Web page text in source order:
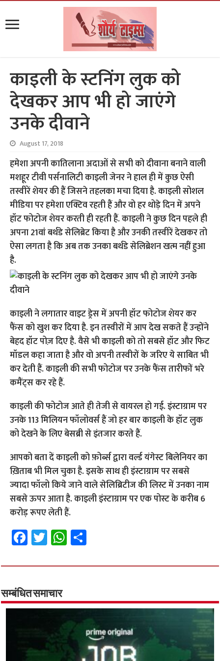
काइली के स्टनिंग लुक को
देखकर आप भी हो जाएंगे
उनके दीवाने
August 17, 2018
हमेशा अपनी कातिलाना अदाओं से सभी को दीवाना बनाने वाली
मशहूर टीवी पर्सनालिटी काइली जेनर ने हाल ही में कुछ ऐसी
तस्वीरें शेयर की हैं जिसने तहलका मचा दिया है. काइली सोशल
मीडिया पर हमेशा एक्टिव रहती हैं और वो हर थोड़े दिन में अपने
हॉट फोटोज शेयर करती ही रहती हैं. काइली ने कुछ दिन पहले ही
अपना 21वां बर्थडे सेलिब्रेट किया है और उनकी तस्वीरें देखकर तो
ऐसा लगता है कि अब तक उनका बर्थडे सेलिब्रेशन खत्म नहीं हुआ
है.
काइली ने लगातार वाइट ड्रेस में अपनी हॉट फोटोज शेयर कर
फैंस को खुश कर दिया है. इन तस्वीरों में आप देख सकते हैं उन्होंने
बेहद हॉट पोज़ दिए है. वैसे भी काइली को तो सबसे हॉट और फिट
मॉडल कहा जाता है और वो अपनी तस्वीरों के जरिए ये साबित भी
कर देती हैं. काइली की सभी फोटोज पर उनके फैंस तारीफों भरे
कमैंट्स कर रहे हैं.
काइली की फोटोज आते ही तेजी से वायरल हो गई. इंस्टाग्राम पर
उनके 113 मिलियन फॉलोवर्स हैं जो हर बार काइली के हॉट लुक
को देखने के लिए बेसब्री से इंतजार करते हैं.
आपको बता दें काइली को फ़ोर्ब्स द्वारा वर्ल्ड यंगेस्ट बिलेनियर का
ख़िताब भी मिल चुका है. इसके साथ ही इंस्टाग्राम पर सबसे
ज्यादा फॉलो किये जाने वाले सेलिब्रिटीज की लिस्ट में उनका नाम
सबसे ऊपर आता है. काइली इंस्टाग्राम पर एक पोस्ट के करीब 6
करोड़ रूपए लेती हैं.
Fa
ce
b
o
o
k
T
wi
tt
er
W
h
at
p
p
ar
सम्बंधित समाचार